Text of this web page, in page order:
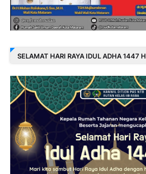
SELAMAT HARI RAYA IDUL ADHA 1447 H